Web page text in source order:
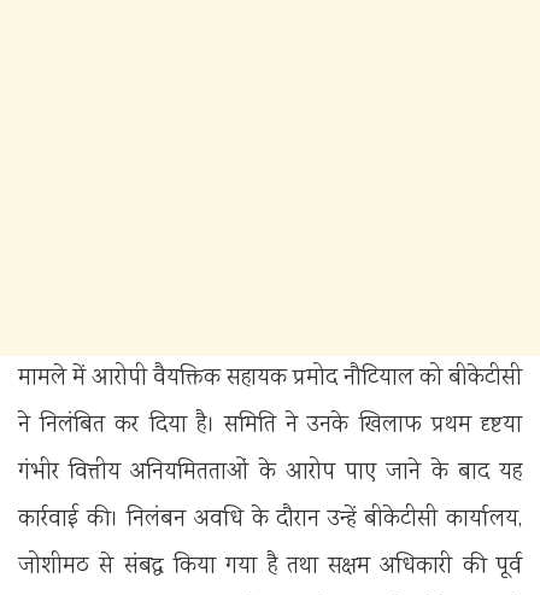
मामले में आरोपी वैयक्तिक सहायक प्रमोद नौटियाल को बीकेटीसी
ने निलंबित कर दिया है। समिति ने उनके खिलाफ प्रथम दृष्टया
गंभीर वित्तीय अनियमितताओं के आरोप पाए जाने के बाद यह
कार्रवाई की। निलंबन अवधि के दौरान उन्हें बीकेटीसी कार्यालय,
जोशीमठ से संबद्ध किया गया है तथा सक्षम अधिकारी की पूर्व